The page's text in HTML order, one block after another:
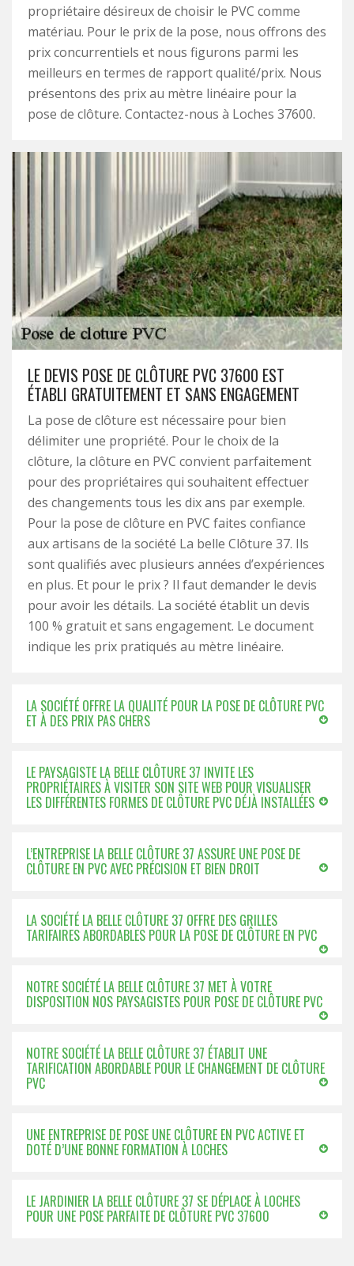
propriétaire désireux de choisir le PVC comme
matériau. Pour le prix de la pose, nous offrons des
prix concurrentiels et nous figurons parmi les
meilleurs en termes de rapport qualité/prix. Nous
présentons des prix au mètre linéaire pour la
pose de clôture. Contactez-nous à Loches 37600.
LE DEVIS POSE DE CLÔTURE PVC 37600 EST
ÉTABLI GRATUITEMENT ET SANS ENGAGEMENT
La pose de clôture est nécessaire pour bien
délimiter une propriété. Pour le choix de la
clôture, la clôture en PVC convient parfaitement
pour des propriétaires qui souhaitent effectuer
des changements tous les dix ans par exemple.
Pour la pose de clôture en PVC faites confiance
aux artisans de la société La belle Clôture 37. Ils
sont qualifiés avec plusieurs années d’expériences
en plus. Et pour le prix ? Il faut demander le devis
pour avoir les détails. La société établit un devis
100 % gratuit et sans engagement. Le document
indique les prix pratiqués au mètre linéaire.
LA SOCIÉTÉ OFFRE LA QUALITÉ POUR LA POSE DE CLÔTURE PVC
ET À DES PRIX PAS CHERS
LE PAYSAGISTE LA BELLE CLÔTURE 37 INVITE LES
PROPRIÉTAIRES À VISITER SON SITE WEB POUR VISUALISER
LES DIFFÉRENTES FORMES DE CLÔTURE PVC DÉJÀ INSTALLÉES
L’ENTREPRISE LA BELLE CLÔTURE 37 ASSURE UNE POSE DE
CLÔTURE EN PVC AVEC PRÉCISION ET BIEN DROIT
LA SOCIÉTÉ LA BELLE CLÔTURE 37 OFFRE DES GRILLES
TARIFAIRES ABORDABLES POUR LA POSE DE CLÔTURE EN PVC
NOTRE SOCIÉTÉ LA BELLE CLÔTURE 37 MET À VOTRE
DISPOSITION NOS PAYSAGISTES POUR POSE DE CLÔTURE PVC
NOTRE SOCIÉTÉ LA BELLE CLÔTURE 37 ÉTABLIT UNE
TARIFICATION ABORDABLE POUR LE CHANGEMENT DE CLÔTURE
PVC
UNE ENTREPRISE DE POSE UNE CLÔTURE EN PVC ACTIVE ET
DOTÉ D’UNE BONNE FORMATION À LOCHES
LE JARDINIER LA BELLE CLÔTURE 37 SE DÉPLACE À LOCHES
POUR UNE POSE PARFAITE DE CLÔTURE PVC 37600